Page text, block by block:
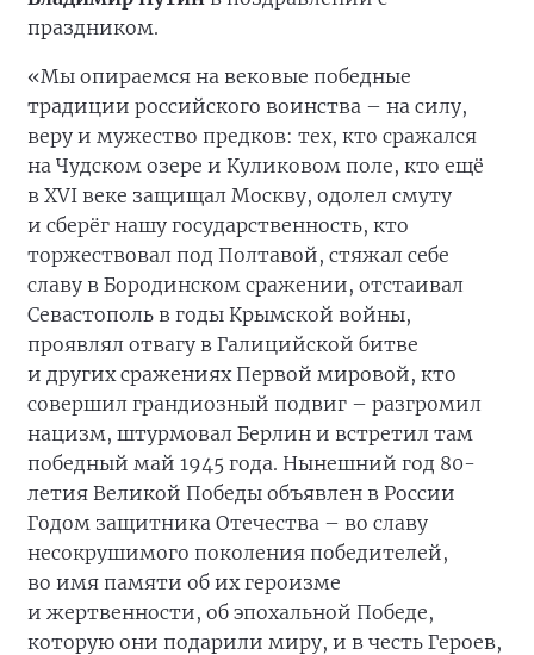
праздником.
«Мы опираемся на вековые победные
традиции российского воинства – на силу,
веру и мужество предков: тех, кто сражался
на Чудском озере и Куликовом поле, кто ещё
в XVI веке защищал Москву, одолел смуту
и сберёг нашу государственность, кто
торжествовал под Полтавой, стяжал себе
славу в Бородинском сражении, отстаивал
Севастополь в годы Крымской войны,
проявлял отвагу в Галицийской битве
и других сражениях Первой мировой, кто
совершил грандиозный подвиг – разгромил
нацизм, штурмовал Берлин и встретил там
победный май 1945 года. Нынешний год 80-
летия Великой Победы объявлен в России
Годом защитника Отечества – во славу
несокрушимого поколения победителей,
во имя памяти об их героизме
и жертвенности, об эпохальной Победе,
которую они подарили миру, и в честь Героев,